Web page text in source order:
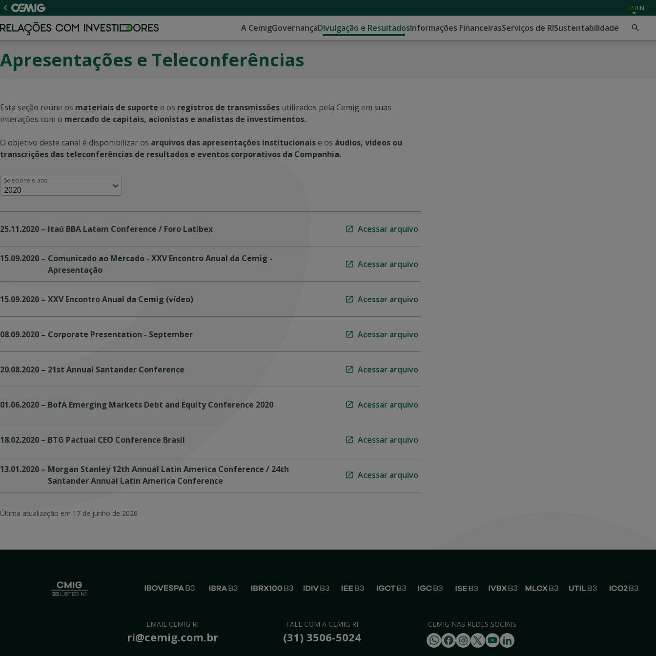
PTEN
A CemigGovernançaDivulgação e ResultadosInformações FinanceirasServiços de RISustentabilidade
Apresentações e Teleconferências
Esta seção reúne os materiais de suporte e os registros de transmissões utilizados pela Cemig em suas
interações com o mercado de capitais, acionistas e analistas de investimentos.
O objetivo deste canal é disponibilizar os arquivos das apresentações institucionaise os áudios, vídeos ou
transcrições das teleconferências de resultados e eventos corporativos da Companhia.
Selecione o ano
2020
25.11.2020 – Itaú BBA Latam Conference / Foro Latibex Acessar arquivo
15.09.2020 – Comunicado ao Mercado - XXV Encontro Anual da Cemig -
Apresentação
Acessar arquivo
15.09.2020 – XXV Encontro Anual da Cemig (vídeo) Acessar arquivo
08.09.2020 – Corporate Presentation - September Acessar arquivo
20.08.2020 – 21st Annual Santander Conference Acessar arquivo
01.06.2020 – BofA Emerging Markets Debt and Equity Conference 2020 Acessar arquivo
18.02.2020 – BTG Pactual CEO Conference Brasil Acessar arquivo
13.01.2020 – Morgan Stanley 12th Annual Latin America Conference / 24th
Santander Annual Latin America Conference
Acessar arquivo
Última atualização em 17 de junho de 2026
EMAIL CEMIG RI
ri@cemig.com.br
FALE COM A CEMIG RI
(31) 3506-5024
CEMIG NAS REDES SOCIAIS